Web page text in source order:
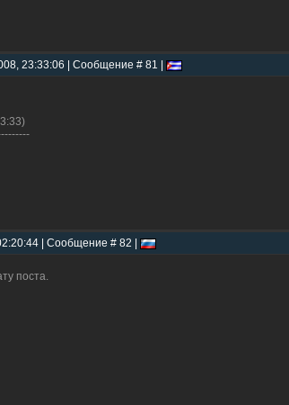
23:33:06 | Сообщение # 81 |
| Сообщение # 82 |
поста.